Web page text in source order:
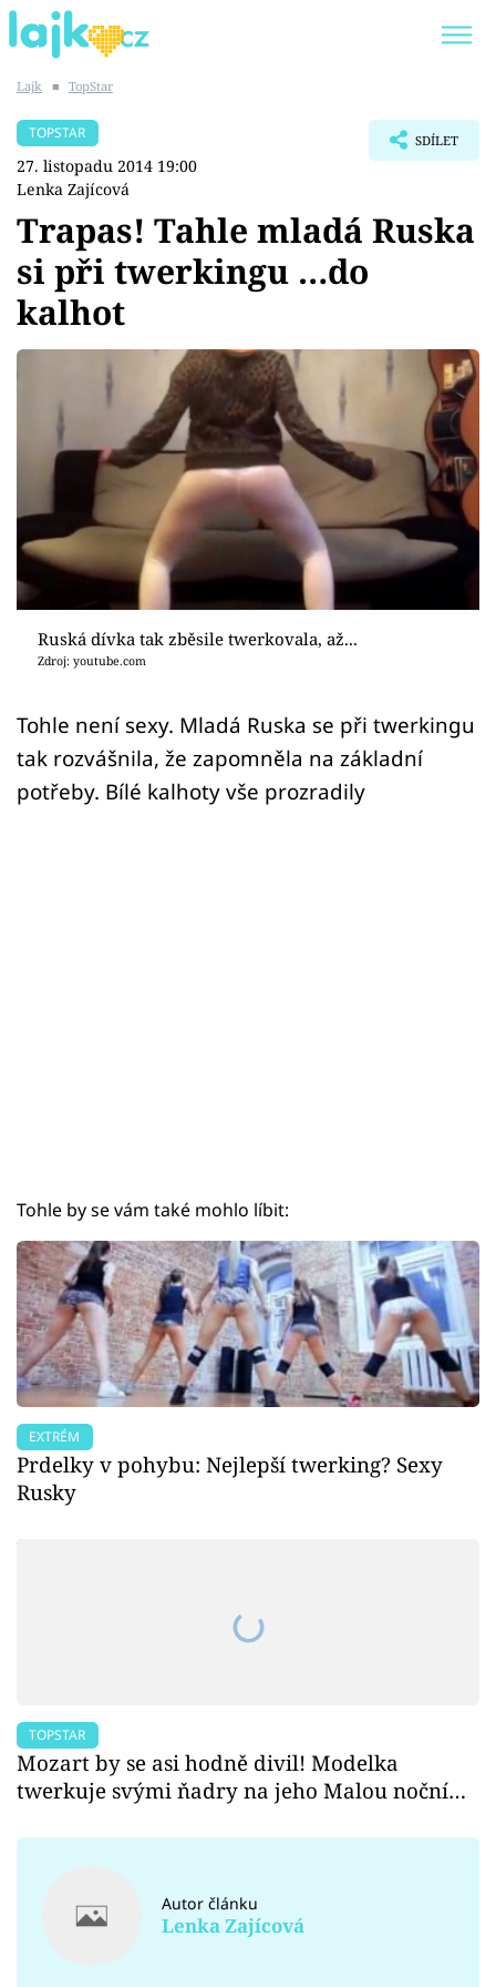
SHOPAHOLICADEL
Témata
Showbyznys
Youtubeři
Virály
Sex a vztahy
Videa
Sledujte prima+
Přihlášení
Sledujte nás
Lajk ■ TopStar
TOPSTAR
27. listopadu 2014 19:00
Lenka Zajícová
SDÍLET
Trapas! Tahle mladá Ruska
si při twerkingu …do
kalhot
Ruská dívka tak zběsile twerkovala, až...
Zdroj: youtube.com
Tohle není sexy. Mladá Ruska se při twerkingu
tak rozvášnila, že zapomněla na základní
potřeby. Bílé kalhoty vše prozradily
Tohle by se vám také mohlo líbit:
EXTRÉM
Prdelky v pohybu: Nejlepší twerking? Sexy
Rusky
TOPSTAR
Mozart by se asi hodně divil! Modelka
twerkuje svými ňadry na jeho Malou noční…
Autor článku
Lenka Zajícová